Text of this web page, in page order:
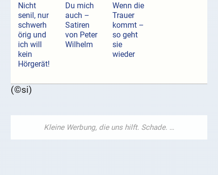
Nicht
senil, nur
schwerh
örig und
ich will
kein
Hörgerät!
Du mich
auch –
Satiren
von Peter
Wilhelm
Wenn die
Trauer
kommt –
so geht
sie
wieder
(©si)